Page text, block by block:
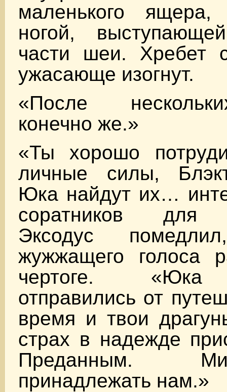
маленького
ногой,
части шеи. Хребет
ужасающе изогнут.
«После
конечно же.»
«Ты хорошо
личные силы,
Юка найдут их…
соратников для
Эксодус
жужжащего голоса
чертоге. «Юка
отправились от
время и твои
страх в надежде
Преданным.
принадлежать нам.»